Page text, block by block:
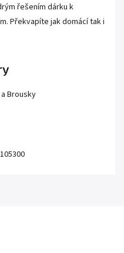
řešením dárku k
Překvapíte jak domácí tak i
Brousky